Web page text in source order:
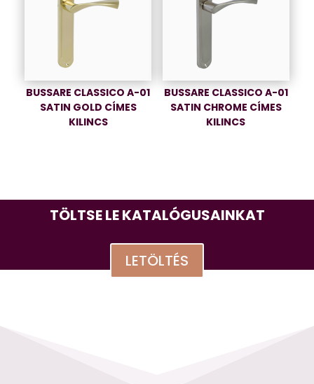
BUSSARE CLASSICO A-01
SATIN GOLD CÍMES
KILINCS
BUSSARE CLASSICO A-01
SATIN CHROME CÍMES
KILINCS
TÖLTSE LE KATALÓGUSAINKAT
LETÖLTÉS